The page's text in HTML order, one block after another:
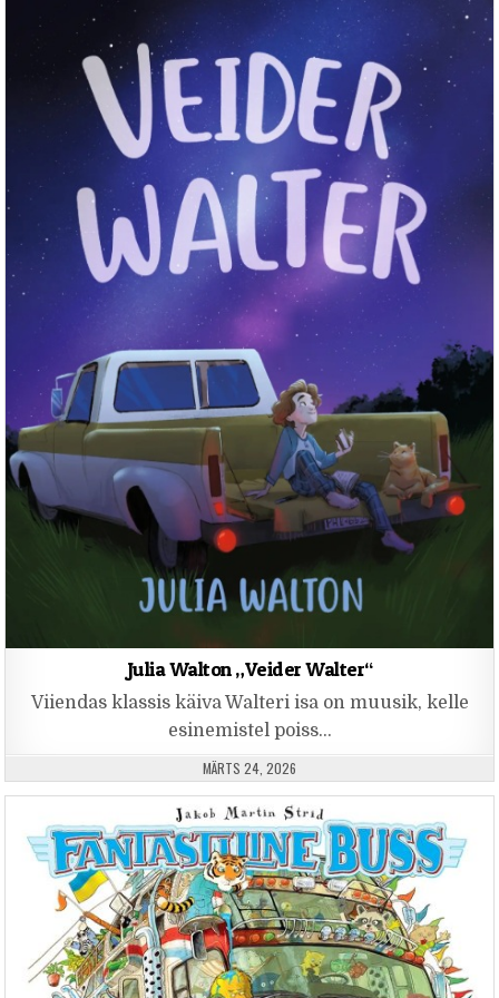
Julia Walton „Veider Walter“
Viiendas klassis käiva Walteri isa on muusik, kelle
esinemistel poiss…
PUBLISHED DATE:
MÄRTS 24, 2026